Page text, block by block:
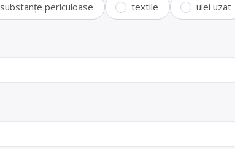
substanțe periculoase textile ulei uzat